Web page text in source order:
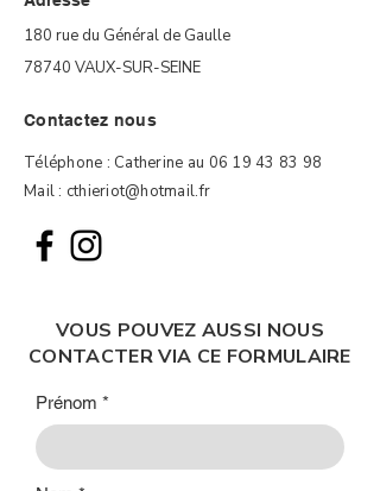
180 rue du Général de Gaulle
78740 VAUX-SUR-SEINE
Contactez nous
Téléphone : Catherine au 06 19 43 83 98
Mail : cthieriot@hotmail.fr
VOUS POUVEZ AUSSI NOUS
CONTACTER VIA CE FORMULAIRE
Prénom